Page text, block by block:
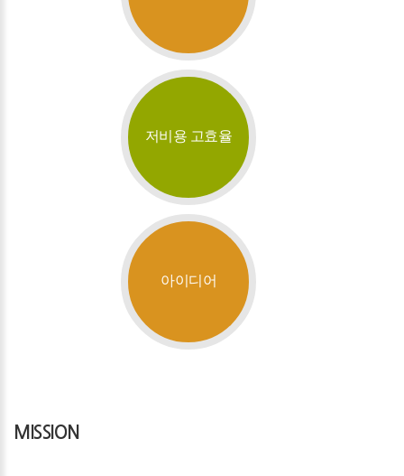
저비용 고효율
아이디어
MISSION